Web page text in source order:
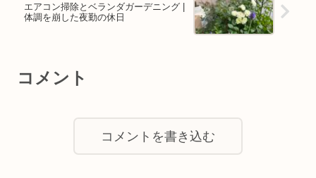
エアコン掃除とベランダガーデニング |
体調を崩した夜勤の休日
コメント
コメントを書き込む